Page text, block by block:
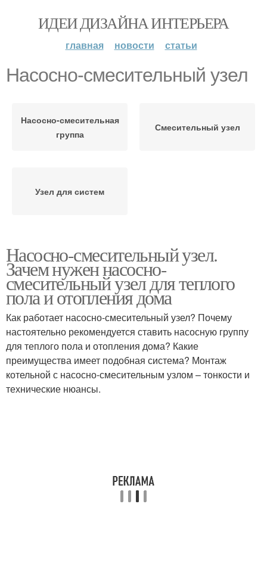
ИДЕИ ДИЗАЙНА ИНТЕРЬЕРА
главная новости статьи
Насосно-смесительный узел
Насосно-смесительная
группа
Смесительный узел
Узел для систем
Насосно-смесительный узел.
Зачем нужен насосно-
смесительный узел для теплого
пола и отопления дома
Как работает насосно-смесительный узел? Почему
настоятельно рекомендуется ставить насосную группу
для теплого пола и отопления дома? Какие
преимущества имеет подобная система? Монтаж
котельной с насосно-смесительным узлом – тонкости и
технические нюансы.